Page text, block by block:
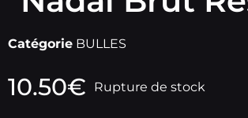
Catégorie BULLES
10.50€ Rupture de stock